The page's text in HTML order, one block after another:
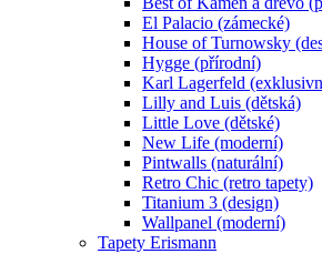
El Palacio (zámecké)
House of Turnowsky
Hygge (přírodní)
Karl Lagerfeld
Lilly and Luis (dětská)
Little Love (dětské)
New Life (moderní)
Pintwalls (naturální)
Retro Chic (retro tapety)
Titanium 3 (design)
Wallpanel (moderní)
Tapety Erismann